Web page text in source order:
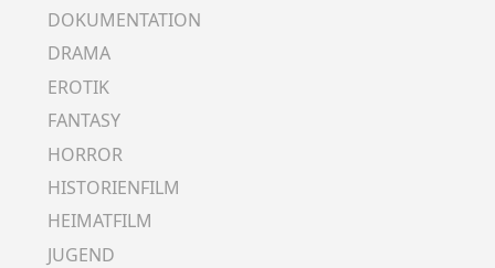
DOKUMENTATION
DRAMA
EROTIK
FANTASY
HORROR
HISTORIENFILM
HEIMATFILM
JUGEND